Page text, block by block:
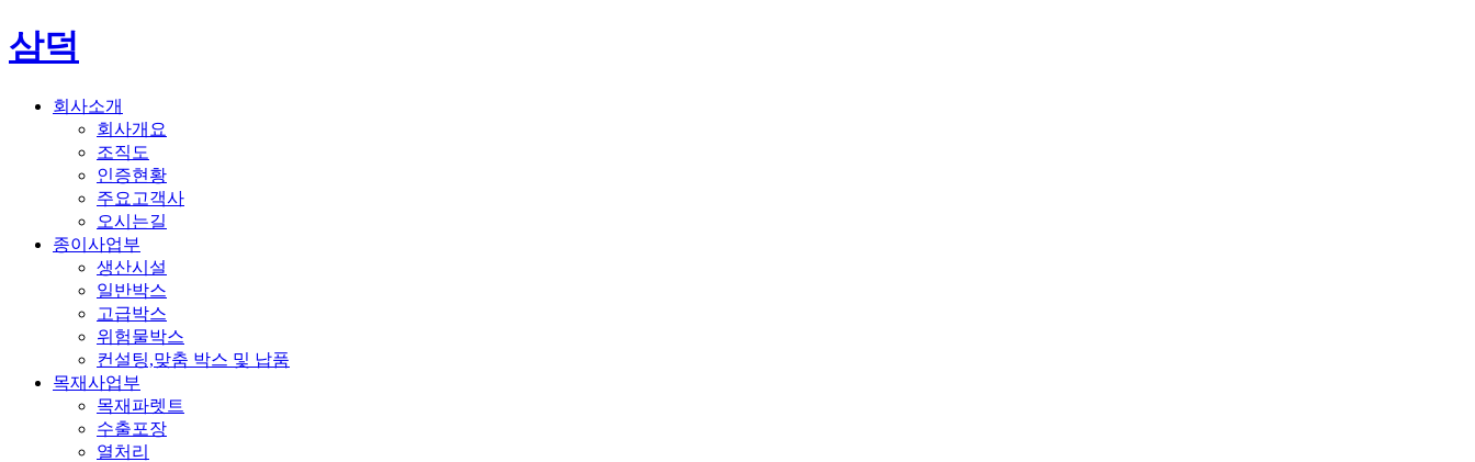
삼덕
회사소개
회사개요
조직도
인증현황
주요고객사
오시는길
종이사업부
생산시설
일반박스
고급박스
위험물박스
컨설팅,맞춤 박스 및 납품
목재사업부
목재파렛트
수출포장
열처리